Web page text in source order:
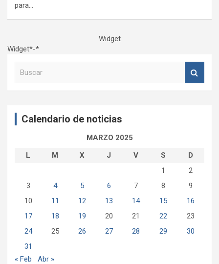
para…
Widget
Widget*-*
Calendario de noticias
MARZO 2025
L
M X J V S
D
1
2
3
4 5 6 7 8
9
10
11 12 13 14 15
16
17
18 19 20 21 22
23
24
25 26 27 28 29
30
31
« Feb
Abr »